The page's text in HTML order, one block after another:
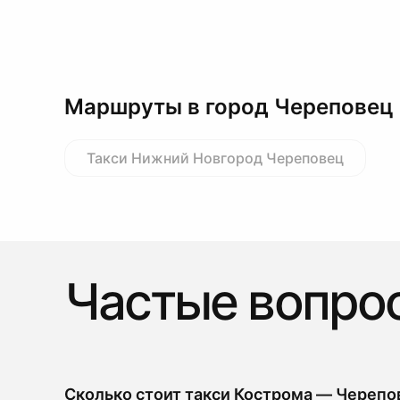
Маршруты в город Череповец
Такси Нижний Новгород Череповец
Частые
Сколько стоит такси Кострома —